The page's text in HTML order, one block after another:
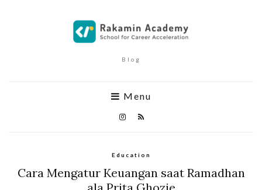
Blog
Menu
Education
Cara Mengatur Keuangan saat Ramadhan